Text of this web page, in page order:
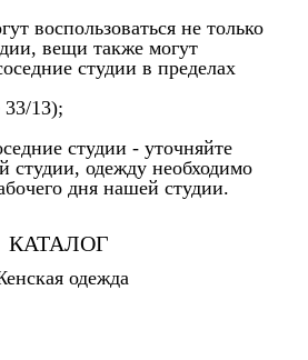
воспользоваться не только
вещи также могут
студии в пределах
13);
студии - уточняйте
студии, одежду необходимо
дня нашей студии.
КАТАЛОГ
одежда